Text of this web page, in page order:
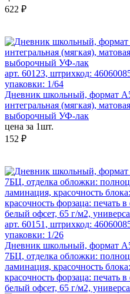
622 ₽
арт. 60123, штрихкод:
упаковки: 1/64
Дневник школьный, формат
интегральная (мягкая),
выборочный УФ-лак
цена за 1шт.
152 ₽
арт. 60151, штрихкод:
упаковки: 1/26
Дневник школьный, формат
7БЦ, отделка обложки:
ламинация, красочность
красочность форзаца: печать
белый офсет, 65 г/м2,